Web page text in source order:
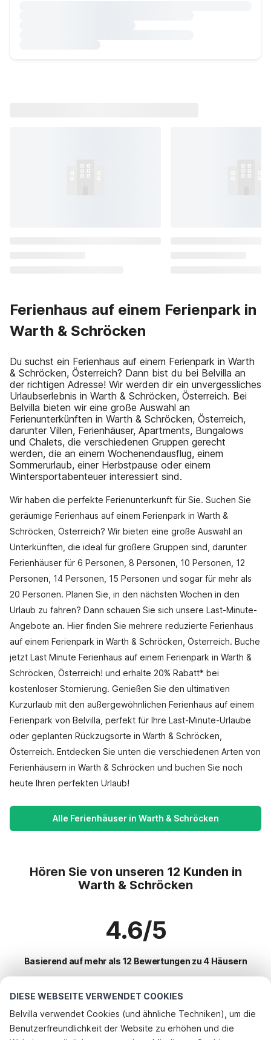
DIESE WEBSEITE VERWENDET COOKIES
Belvilla verwendet Cookies (und ähnliche Techniken), um die
Benutzerfreundlichkeit der Website zu erhöhen und die
Ferienhaus auf einem Ferienpark in
Warth & Schröcken
Du suchst ein Ferienhaus auf einem Ferienpark in Warth
& Schröcken, Österreich? Dann bist du bei Belvilla an
der richtigen Adresse! Wir werden dir ein unvergessliches
Urlaubserlebnis in Warth & Schröcken, Österreich. Bei
Belvilla bieten wir eine große Auswahl an
Ferienunterkünften in Warth & Schröcken, Österreich,
darunter Villen, Ferienhäuser, Apartments, Bungalows
und Chalets, die verschiedenen Gruppen gerecht
werden, die an einem Wochenendausflug, einem
Sommerurlaub, einer Herbstpause oder einem
Wintersportabenteuer interessiert sind.
Wir haben die perfekte Ferienunterkunft für Sie. Suchen Sie
geräumige Ferienhaus auf einem Ferienpark in Warth &
Schröcken, Österreich? Wir bieten eine große Auswahl an
Unterkünften, die ideal für größere Gruppen sind, darunter
Ferienhäuser für 6 Personen, 8 Personen, 10 Personen, 12
Personen, 14 Personen, 15 Personen und sogar für mehr als
20 Personen. Planen Sie, in den nächsten Wochen in den
Urlaub zu fahren? Dann schauen Sie sich unsere Last-Minute-
Angebote an. Hier finden Sie mehrere reduzierte Ferienhaus
auf einem Ferienpark in Warth & Schröcken, Österreich. Buche
jetzt Last Minute Ferienhaus auf einem Ferienpark in Warth &
Schröcken, Österreich! und erhalte 20% Rabatt* bei
kostenloser Stornierung. Genießen Sie den ultimativen
Kurzurlaub mit den außergewöhnlichen Ferienhaus auf einem
Ferienpark von Belvilla, perfekt für Ihre Last-Minute-Urlaube
oder geplanten Rückzugsorte in Warth & Schröcken,
Österreich. Entdecken Sie unten die verschiedenen Arten von
Ferienhäusern in Warth & Schröcken und buchen Sie noch
heute Ihren perfekten Urlaub!
Alle Ferienhäuser in Warth & Schröcken
Hören Sie von unseren 12 Kunden in
Warth & Schröcken
4.6/5
Basierend auf mehr als 12 Bewertungen zu 4 Häusern
Beliebteste Reiseziele für Urlaub
Beliebte Ausstattungen für Urlaub in Warth & schröcken